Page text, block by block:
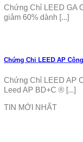
Chứng Chỉ LEED GA
giảm 60% dành [...]
Chứng Chỉ LEED AP
Chứng Chỉ LEED AP
Leed AP BD+C ® [...]
TIN MỚI NHẤT